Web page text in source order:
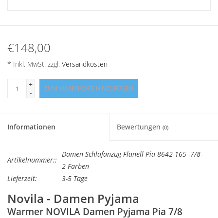
Geprüfter Webshop
Über uns
Marken
€148,00
* Inkl. MwSt. zzgl. Versandkosten
+
-
ZUM WARENKORB HINZUFÜGEN
Informationen Bewertungen (0)
Artikelnummer::
Damen Schlafanzug Flanell Pia 8642-165 -7/8-
2 Farben
Lieferzeit:
3-5 Tage
Novila - Damen Pyjama
Warmer NOVILA Damen Pyjama Pia 7/8